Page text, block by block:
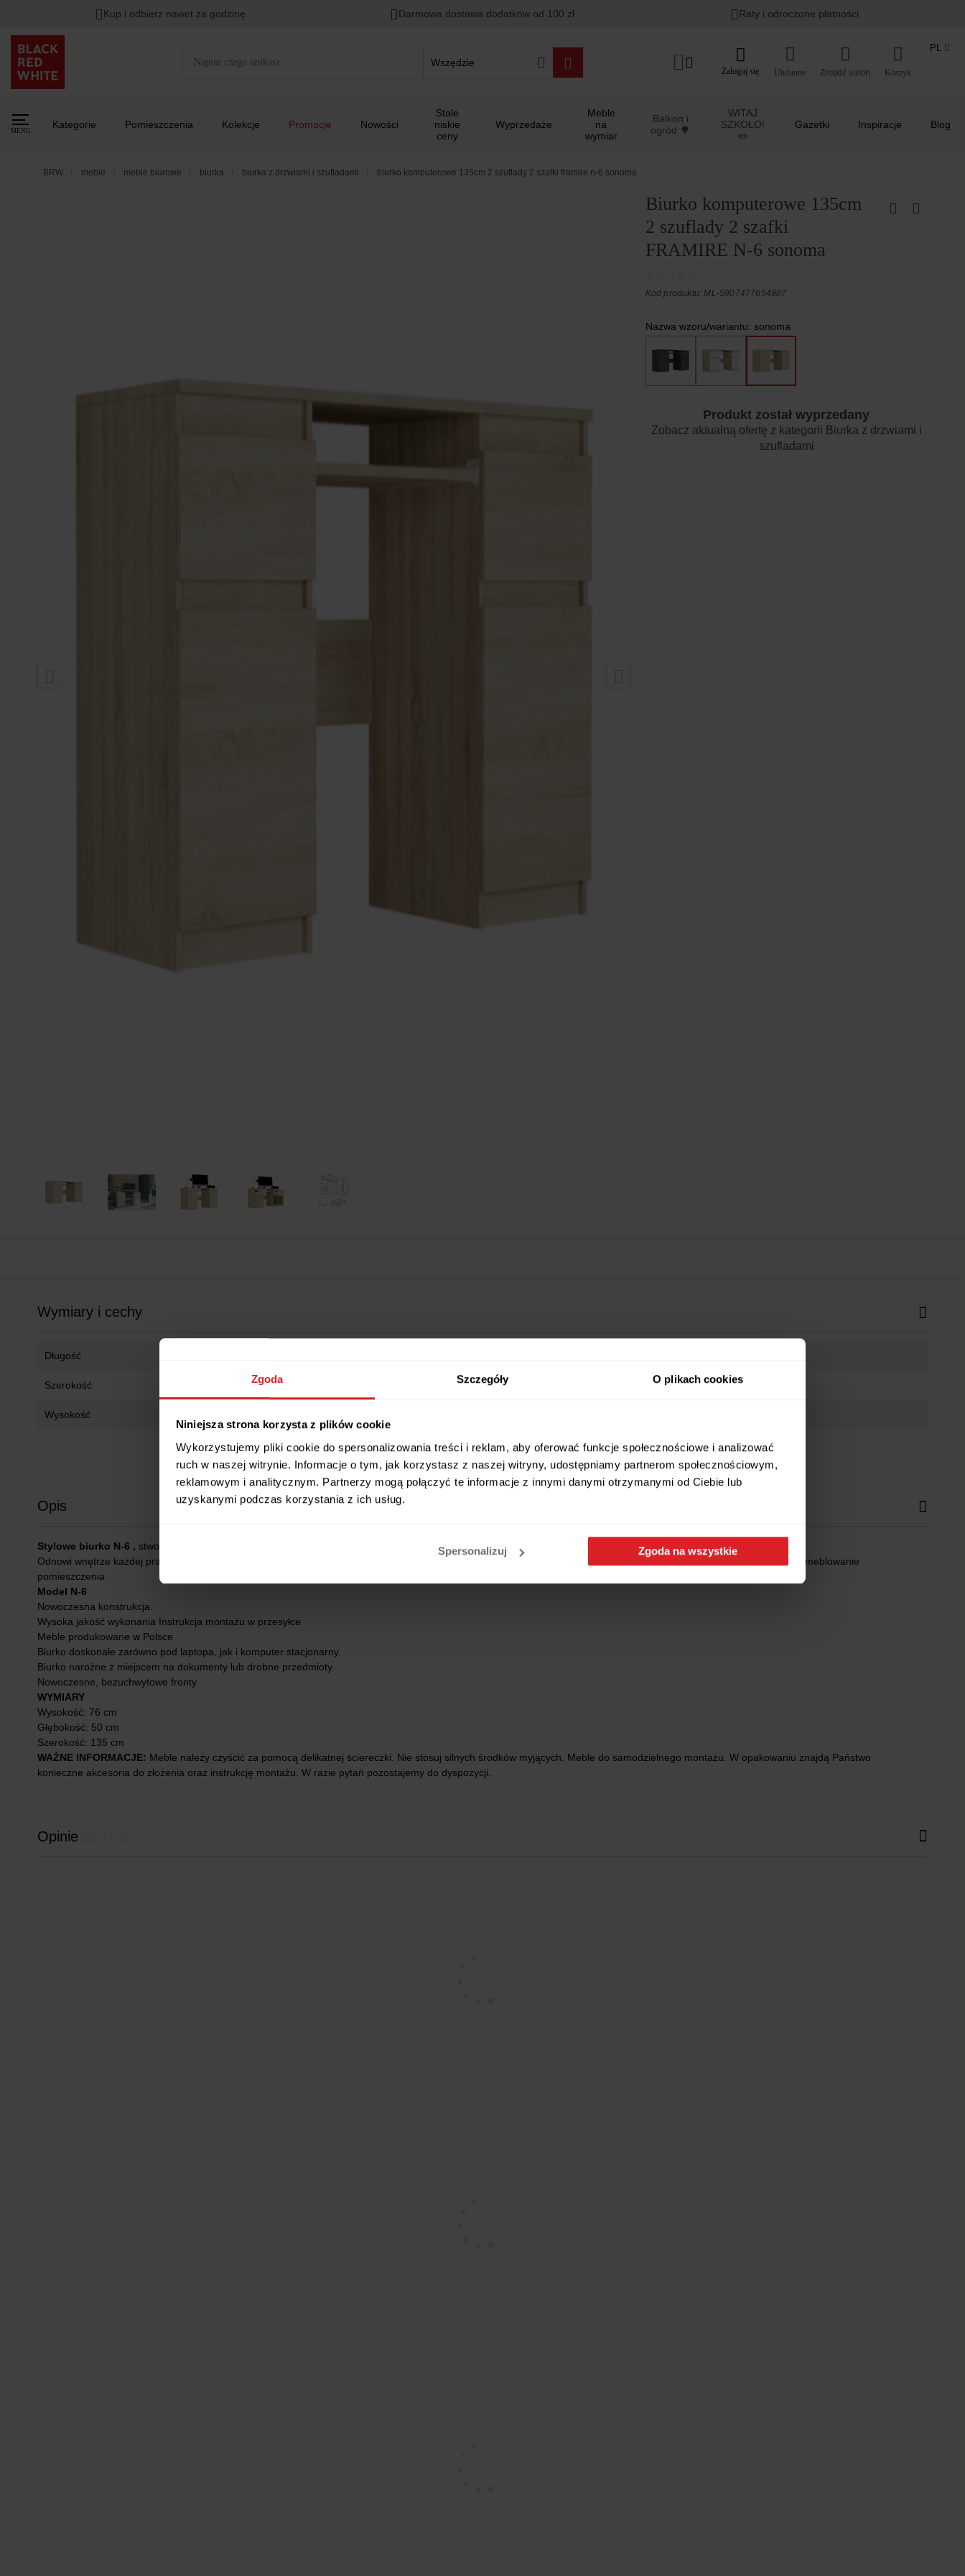
Zgoda Szczegóły O plikach cookies
Niniejsza strona korzysta z plików cookie
Wykorzystujemy pliki cookie do spersonalizowania treści i reklam, aby oferować funkcje społecznościowe i analizować
ruch w naszej witrynie. Informacje o tym, jak korzystasz z naszej witryny, udostępniamy partnerom społecznościowym,
reklamowym i analitycznym. Partnerzy mogą połączyć te informacje z innymi danymi otrzymanymi od Ciebie lub
uzyskanymi podczas korzystania z ich usług.
Spersonalizuj Zgoda na wszystkie
Kup i odbierz nawet za godzinę Darmowa dostawa dodatków od 100 zł Raty i odroczone płatności
Wszędzie
Zaloguj się Ulubione Koszyk
PL
MENU
Kategorie Pomieszczenia Kolekcje Promocje Nowości
Stale
niskie
ceny
Wyprzedaże
Meble
na
wymiar
Balkon i
ogród 🌳
WITAJ
SZKOŁO!
✏️
Gazetki Inspiracje Blog
BRW meble meble biurowe biurka biurka z drzwiami i szufladami biurko komputerowe 135cm 2 szuflady 2 szafki framire n-6 sonoma
Biurko komputerowe 135cm
2 szuflady 2 szafki
FRAMIRE N-6 sonoma
Kod produktu: ML-5907477654987
Nazwa wzoru/wariantu: sonoma
Produkt został wyprzedany
Zobacz aktualną ofertę z kategorii Biurka z drzwiami i
szufladami
Wymiary i cechy
Długość
Szerokość
Wysokość
Wszystkie wymiary i cechy produktu
Opis
Stylowe biurko N-6 , stworzon dla ludzi, którzy cenią sobie nowoczesny styl i elegancję.
Odnowi wnętrze każdej pracowni, biura czy pokoju młodzieżowego. Konstrukcja jest minimalistyczna, ale solidna i trwała. Ergonomiczne wymiary zapewniają swobodne umeblowanie
pomieszczenia
Model N-6
Nowoczesna konstrukcja.
Wysoka jakość wykonania Instrukcja montażu w przesyłce
Meble produkowane w Polsce
Biurko doskonałe zarówno pod laptopa, jak i komputer stacjonarny.
Biurko narożne z miejscem na dokumenty lub drobne przedmioty.
Nowoczesne, bezuchwytowe fronty.
WYMIARY
Wysokość: 76 cm
Głębokość: 50 cm
Szerokość: 135 cm
WAŻNE INFORMACJE: Meble należy czyścić za pomocą delikatnej ściereczki. Nie stosuj silnych środków myjących. Meble do samodzielnego montażu. W opakowaniu znajdą Państwo
konieczne akcesoria do złożenia oraz instrukcję montażu. W razie pytań pozostajemy do dyspozycji.
Opinie